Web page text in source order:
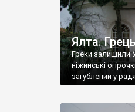
Ялта.
Греки залишили
ніжинські
загублений у
Ніжин греки?